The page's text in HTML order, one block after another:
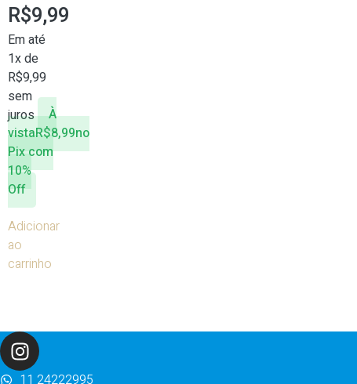
R$9,99
Em até
1x de
R$9,99
sem
juros
À
vistaR$8,99no
Pix com
10%
Off
Adicionar
ao
carrinho